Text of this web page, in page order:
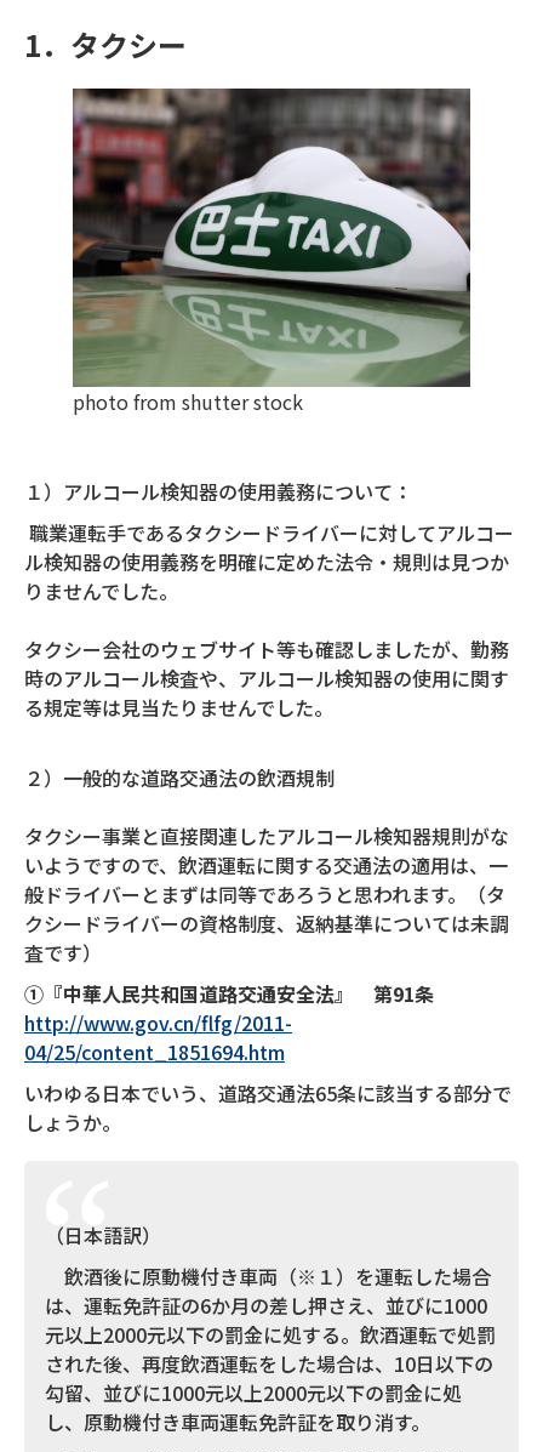
1．タクシー
photo from shutter stock
１）アルコール検知器の使用義務について：
職業運転手であるタクシードライバーに対してアルコー
ル検知器の使用義務を明確に定めた法令・規則は見つか
りませんでした。
タクシー会社のウェブサイト等も確認しましたが、勤務
時のアルコール検査や、アルコール検知器の使用に関す
る規定等は見当たりませんでした。
２）一般的な道路交通法の飲酒規制
タクシー事業と直接関連したアルコール検知器規則がな
いようですので、飲酒運転に関する交通法の適用は、一
般ドライバーとまずは同等であろうと思われます。（タ
クシードライバーの資格制度、返納基準については未調
査です）
①『中華人民共和国道路交通安全法』 第91条
http://www.gov.cn/flfg/2011-
04/25/content_1851694.htm
いわゆる日本でいう、道路交通法65条に該当する部分で
しょうか。
（日本語訳）
飲酒後に原動機付き車両（※１）を運転した場合
は、運転免許証の6か月の差し押さえ、並びに1000
元以上2000元以下の罰金に処する。飲酒運転で処罰
された後、再度飲酒運転をした場合は、10日以下の
勾留、並びに1000元以上2000元以下の罰金に処
し、原動機付き車両運転免許証を取り消す。